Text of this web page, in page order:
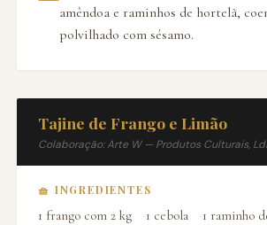
amêndoa e raminhos de hortelã,
polvilhado com sésamo.
Tajine de Frango e Limão
Colaboração: Arte W — Produtos Culturais,
🧺 INGREDIENTES
1 frango com 2 kg 1 cebola
1 raminho